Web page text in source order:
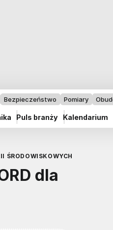
Bezpieczeństwo Pomiary
Puls branży Kalendarium
ŚRODOWISKOWYCH
dla